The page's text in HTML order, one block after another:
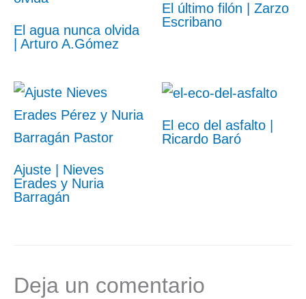
El agua nunca olvida
| Arturo A.Gómez
El último filón | Zarzo
Escribano
Ajuste | Nieves
Erades y Nuria
Barragán
El eco del asfalto |
Ricardo Baró
Deja un comentario